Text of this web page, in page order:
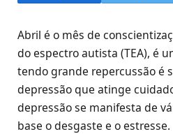
Abril é o mês de
do espectro autista (TEA), é
tendo grande repercussão é
depressão que atinge
depressão se manifesta de
base o desgaste e o